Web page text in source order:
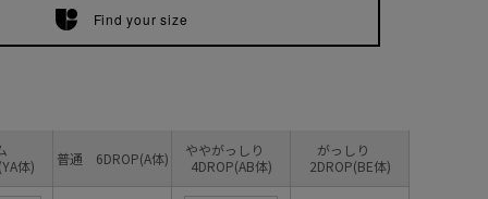
Find your size
体)
普通 6DROP(A体)
ややがっしり
4DROP(AB体)
がっしり
2DROP(BE体)